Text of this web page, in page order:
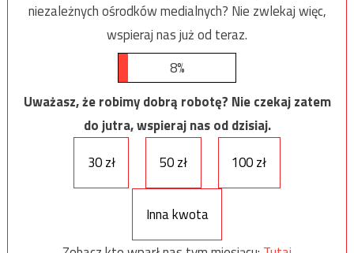
niezależnych ośrodków medialnych? Nie zwlekaj więc,
wspieraj nas już od teraz.
8%
Uważasz, że robimy dobrą robotę? Nie czekaj zatem
do jutra, wspieraj nas od dzisiaj.
30 zł
50 zł 100 zł
Inna kwota